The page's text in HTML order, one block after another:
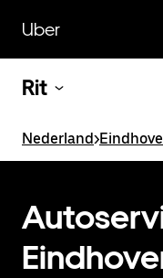
naar
hoofdinhoud
Uber
Rit
Nederland>